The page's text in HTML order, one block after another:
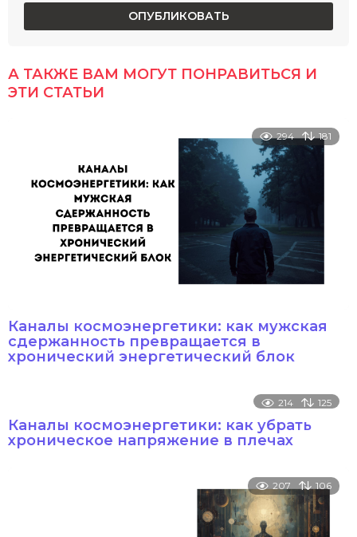
А ТАКЖЕ ВАМ МОГУТ ПОНРАВИТЬСЯ И
ЭТИ СТАТЬИ
294 181
Каналы космоэнергетики: как мужская
сдержанность превращается в
хронический энергетический блок
214 125
Каналы космоэнергетики: как убрать
хроническое напряжение в плечах
207 106